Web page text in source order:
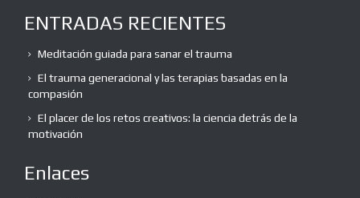
ENTRADAS RECIENTES
Meditación guiada para sanar el trauma
El trauma generacional y las terapias basadas en la
compasión
El placer de los retos creativos: la ciencia detrás de la
motivación
Enlaces